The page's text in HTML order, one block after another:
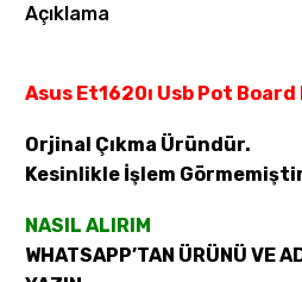
Açıklama
Asus Et1620ı Usb Pot Board
Orjinal Çıkma Üründür.
Kesinlikle İşlem
NASIL ALIRIM
WHATSAPP’TAN ÜRÜNÜ VE